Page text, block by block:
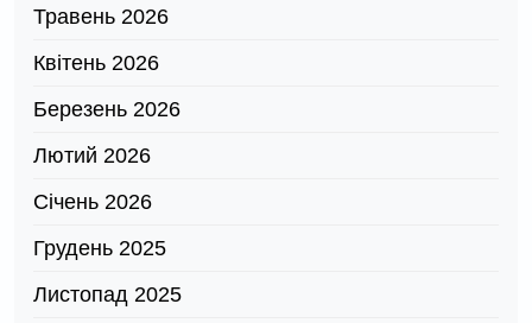
Травень 2026
Квітень 2026
Березень 2026
Лютий 2026
Січень 2026
Грудень 2025
Листопад 2025